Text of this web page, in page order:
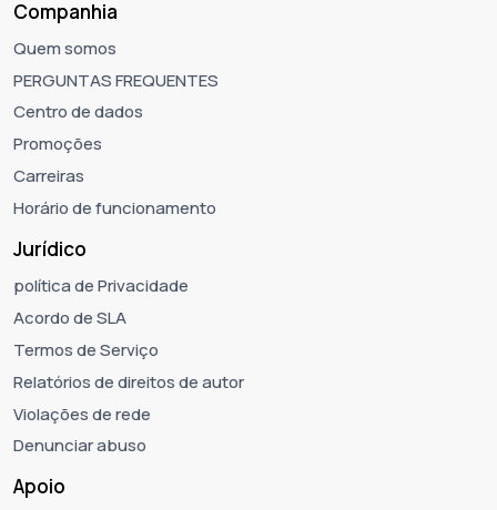
Companhia
Quem somos
PERGUNTAS FREQUENTES
Centro de dados
Promoções
Carreiras
Horário de funcionamento
Jurídico
política de Privacidade
Acordo de SLA
Termos de Serviço
Relatórios de direitos de autor
Violações de rede
Denunciar abuso
Apoio